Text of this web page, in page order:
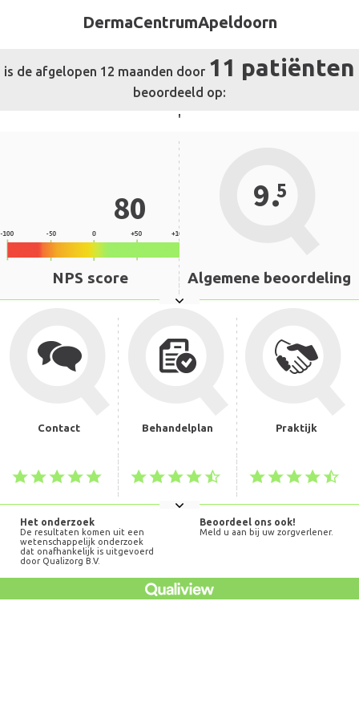
DermaCentrumApeldoorn
is de afgelopen 12 maanden door 11 patiënten
beoordeeld op:
'
80
NPS score
9.5
Algemene beoordeling
Contact Behandelplan Praktijk
Het onderzoek
De resultaten komen uit een
wetenschappelijk onderzoek
dat onafhankelijk is uitgevoerd
door Qualizorg B.V.
Beoordeel ons ook!
Meld u aan bij uw zorgverlener.